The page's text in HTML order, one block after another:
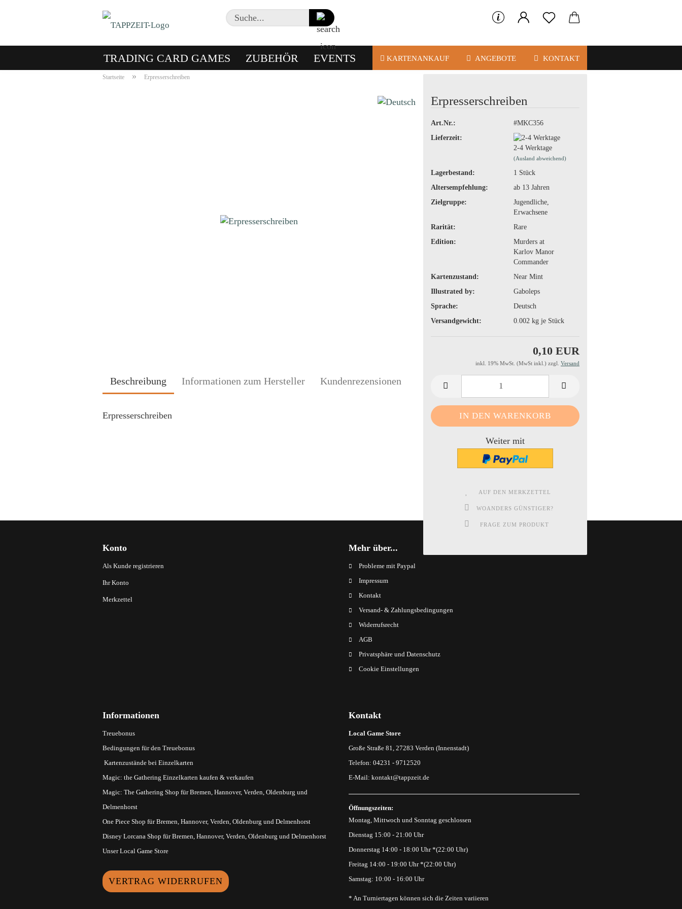
Suche...
TRADING CARD GAMES ZUBEHÖR EVENTS KARTENANKAUF ANGEBOTE KONTAKT
Startseite » Erpresserschreiben
Erpresserschreiben
Art.Nr.:
#MKC356
Lieferzeit:
2-4 Werktage
(Ausland abweichend)
Lagerbestand: 1 Stück
Altersempfehlung:
ab 13 Jahren
Zielgruppe:
Jugendliche,
Erwachsene
Rarität:
Rare
Edition:
Murders at
Karlov Manor
Commander
Kartenzustand:
Near Mint
Illustrated by:
Gaboleps
Sprache:
Deutsch
Versandgewicht:
0.002 kg je Stück
0,10 EUR
inkl. 19% MwSt. (MwSt inkl.) zzgl. Versand
Weiter mit
AUF DEN MERKZETTEL
WOANDERS GÜNSTIGER?
FRAGE ZUM PRODUKT
Beschreibung Informationen zum Hersteller Kundenrezensionen
Erpresserschreiben
Konto
Als Kunde registrieren
Ihr Konto
Merkzettel
Mehr über...
Probleme mit Paypal
Impressum
Kontakt
Versand- & Zahlungsbedingungen
Widerrufsrecht
AGB
Privatsphäre und Datenschutz
Cookie Einstellungen
Informationen
Treuebonus
Bedingungen für den Treuebonus
Kartenzustände bei Einzelkarten
Magic: the Gathering Einzelkarten kaufen & verkaufen
Magic: The Gathering Shop für Bremen, Hannover, Verden, Oldenburg und
Delmenhorst
One Piece Shop für Bremen, Hannover, Verden, Oldenburg und Delmenhorst
Disney Lorcana Shop für Bremen, Hannover, Verden, Oldenburg und Delmenhorst
Unser Local Game Store
Kontakt
Local Game Store
Große Straße 81, 27283 Verden (Innenstadt)
Telefon: 04231 - 9712520
E-Mail: kontakt@tappzeit.de
Öffnungszeiten:
Montag, Mittwoch und Sonntag geschlossen
Dienstag 15:00 - 21:00 Uhr
Donnerstag 14:00 - 18:00 Uhr *(22:00 Uhr)
Freitag 14:00 - 19:00 Uhr *(22:00 Uhr)
Samstag: 10:00 - 16:00 Uhr
* An Turniertagen können sich die Zeiten variieren
VERTRAG WIDERRUFEN